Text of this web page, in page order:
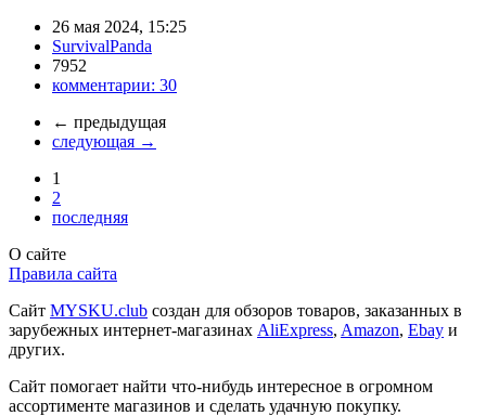
26 мая 2024, 15:25
SurvivalPanda
7952
комментарии: 30
← предыдущая
следующая →
1
2
последняя
О сайте
Правила сайта
Сайт MYSKU.club cоздан для обзоров товаров, заказанных в
зарубежных интернет-магазинах AliExpress, Amazon, Ebay и
других.
Сайт помогает найти что-нибудь интересное в огромном
ассортименте магазинов и сделать удачную покупку.